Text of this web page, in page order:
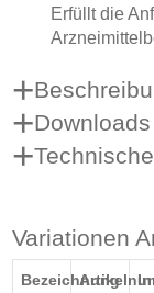
Erfüllt die
Downloads
Variationen
Bezeichnung